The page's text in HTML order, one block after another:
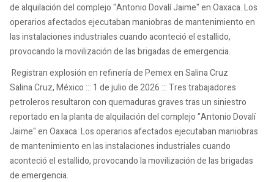
de alquilación del complejo "Antonio Dovalí Jaime" en Oaxaca. Los
operarios afectados ejecutaban maniobras de mantenimiento en
las instalaciones industriales cuando aconteció el estallido,
provocando la movilización de las brigadas de emergencia.
Registran explosión en refinería de Pemex en Salina Cruz
Salina Cruz, México ::: 1 de julio de 2026 ::: Tres trabajadores
petroleros resultaron con quemaduras graves tras un siniestro
reportado en la planta de alquilación del complejo "Antonio Dovalí
Jaime" en Oaxaca. Los operarios afectados ejecutaban maniobras
de mantenimiento en las instalaciones industriales cuando
aconteció el estallido, provocando la movilización de las brigadas
de emergencia.